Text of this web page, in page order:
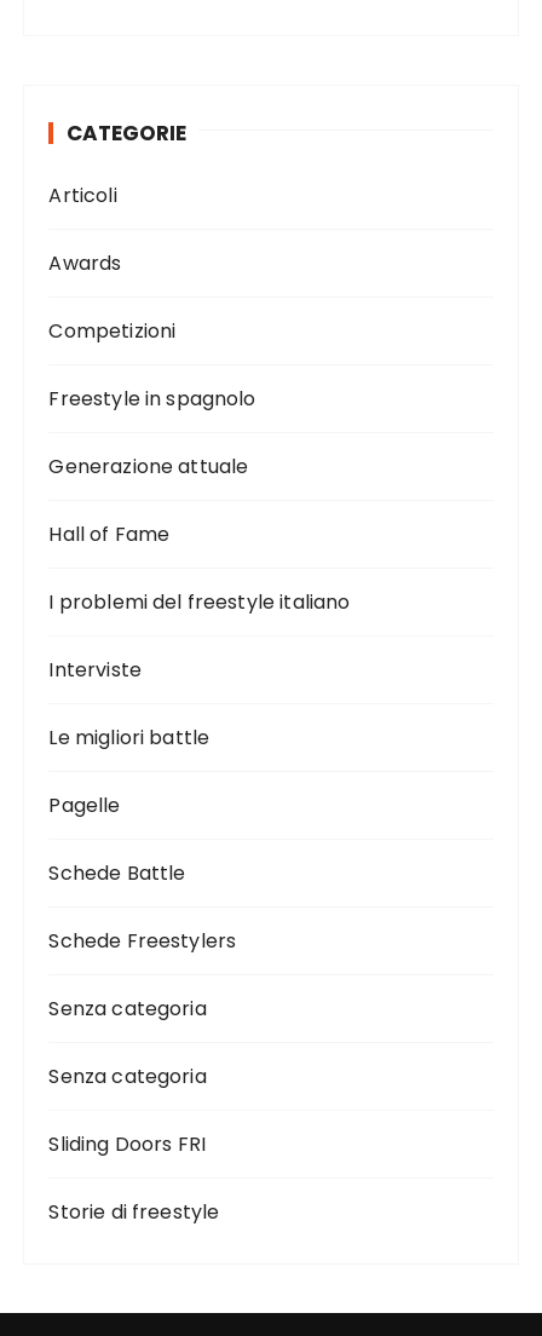
CATEGORIE
Articoli
Awards
Competizioni
Freestyle in spagnolo
Generazione attuale
Hall of Fame
I problemi del freestyle italiano
Interviste
Le migliori battle
Pagelle
Schede Battle
Schede Freestylers
Senza categoria
Senza categoria
Sliding Doors FRI
Storie di freestyle